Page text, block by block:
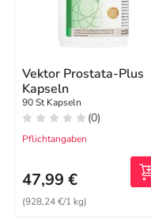
Vektor Prostata-Plus
Kapseln
90 St Kapseln
(0)
Pflichtangaben
47,99 €
(928,24 €/1 kg)